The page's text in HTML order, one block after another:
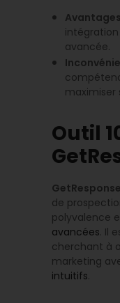
Avantages
intégration
avancée.
maximiser
Outil
GetResponse
de
polyvalence
avancées. Il
cherchant à
marketing
intuitifs.